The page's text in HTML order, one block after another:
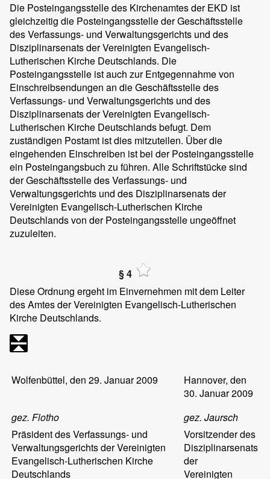
Die Posteingangsstelle des Kirchenamtes der EKD ist
gleichzeitig die Posteingangsstelle der Geschäftsstelle
des Verfassungs- und Verwaltungsgerichts und des
Disziplinarsenats der Vereinigten Evangelisch-
Lutherischen Kirche Deutschlands. Die
Posteingangsstelle ist auch zur Entgegennahme von
Einschreibsendungen an die Geschäftsstelle des
Verfassungs- und Verwaltungsgerichts und des
Disziplinarsenats der Vereinigten Evangelisch-
Lutherischen Kirche Deutschlands befugt. Dem
zuständigen Postamt ist dies mitzuteilen. Über die
eingehenden Einschreiben ist bei der Posteingangsstelle
ein Posteingangsbuch zu führen. Alle Schriftstücke sind
der Geschäftsstelle des Verfassungs- und
Verwaltungsgerichts und des Disziplinarsenats der
Vereinigten Evangelisch-Lutherischen Kirche
Deutschlands von der Posteingangsstelle ungeöffnet
zuzuleiten.
§ 4
Diese Ordnung ergeht im Einvernehmen mit dem Leiter
des Amtes der Vereinigten Evangelisch-Lutherischen
Kirche Deutschlands.
Wolfenbüttel, den 29. Januar 2009
Hannover, den
30. Januar 2009
gez. Flotho
gez. Jaursch
Präsident des Verfassungs- und
Verwaltungsgerichts der Vereinigten
Evangelisch-Lutherischen Kirche
Deutschlands
Vorsitzender des
Disziplinarsenats
der
Vereinigten